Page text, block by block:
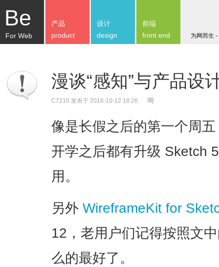
Be
For Web 为网而生
产品
product
设计
design
前端
front end
漫谈“感知”与产品设
C7210 发表于 2018-10-12 18:26
像是长假之后的第一个周
开学之后都有升级 Sketch
用。
另外 WireframeKit for
12，老用户们记得按照文
么的最好了。